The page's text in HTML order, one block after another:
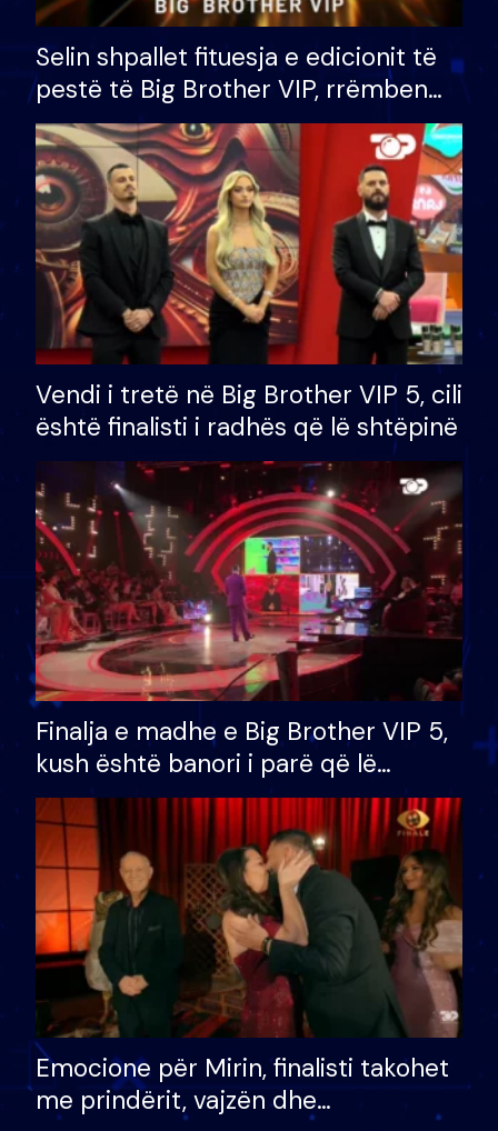
Selin shpallet fituesja e edicionit të
pestë të Big Brother VIP, rrëmben
çmimin e madh prej 100 mijë eurosh
Vendi i tretë në Big Brother VIP 5, cili
është finalisti i radhës që lë shtëpinë
Finalja e madhe e Big Brother VIP 5,
kush është banori i parë që lë
shtëpinë dhe humb mundësinë për
të fituar çmimin e madh
Emocione për Mirin, finalisti takohet
me prindërit, vajzën dhe